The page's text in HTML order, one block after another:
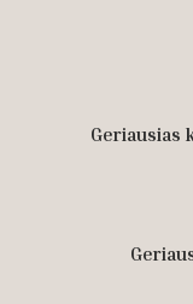
Geriausias